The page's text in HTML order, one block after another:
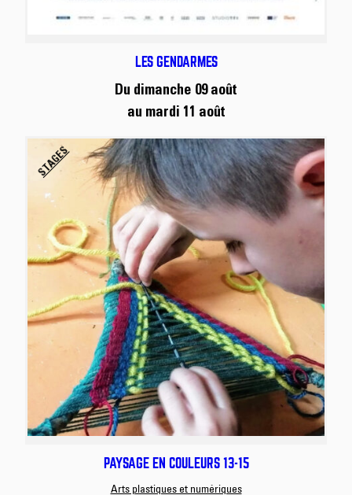
LES GENDARMES
Du dimanche 09 août
au mardi 11 août
STAGES
PAYSAGE EN COULEURS 13-15
Arts plastiques et numériques